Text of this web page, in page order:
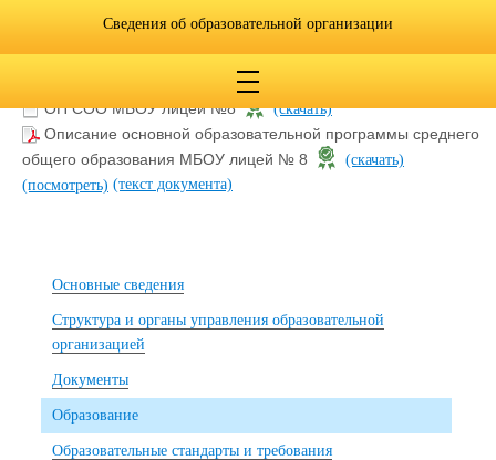
Описание образовательной программы
ОП СОО МБОУ лицей №8 (скачать)
Описание основной образовательной программы среднего
общего образования МБОУ лицей № 8
(скачать)
(посмотреть) (текст документа)
Основные сведения
Структура и органы управления образовательной
организацией
Документы
Образование
Образовательные стандарты и требования
Сведения об образовательной организации